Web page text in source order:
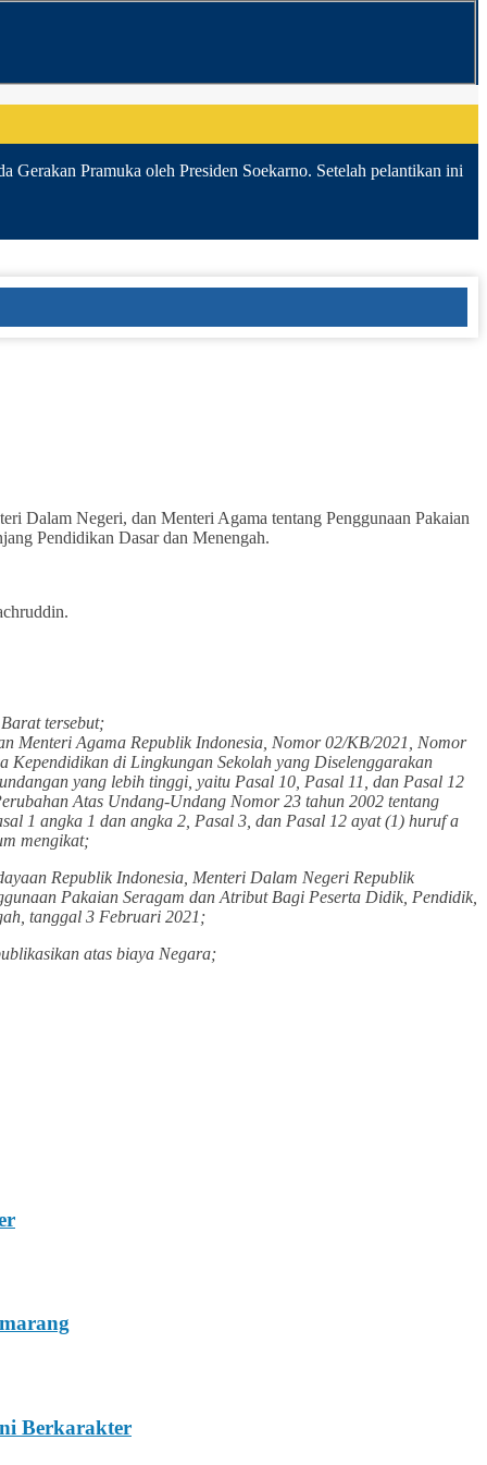
Gerakan Pramuka oleh Presiden Soekarno. Setelah pelantikan ini
Dalam Negeri, dan Menteri Agama tentang Penggunaan Pakaian
Pendidikan Dasar dan Menengah.
tersebut;
Menteri Agama Republik Indonesia, Nomor 02/KB/2021, Nomor
Kependidikan di Lingkungan Sekolah yang Diselenggarakan
yang lebih tinggi, yaitu Pasal 10, Pasal 11, dan Pasal 12
Atas Undang-Undang Nomor 23 tahun 2002 tentang
1 angka 1 dan angka 2, Pasal 3, dan Pasal 12 ayat (1) huruf a
mengikat;
Republik Indonesia, Menteri Dalam Negeri Republik
Pakaian Seragam dan Atribut Bagi Peserta Didik, Pendidik,
tanggal 3 Februari 2021;
atas biaya Negara;
Berkarakter